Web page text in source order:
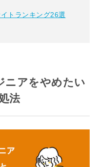
トランキング26選
ニアをやめたい
法